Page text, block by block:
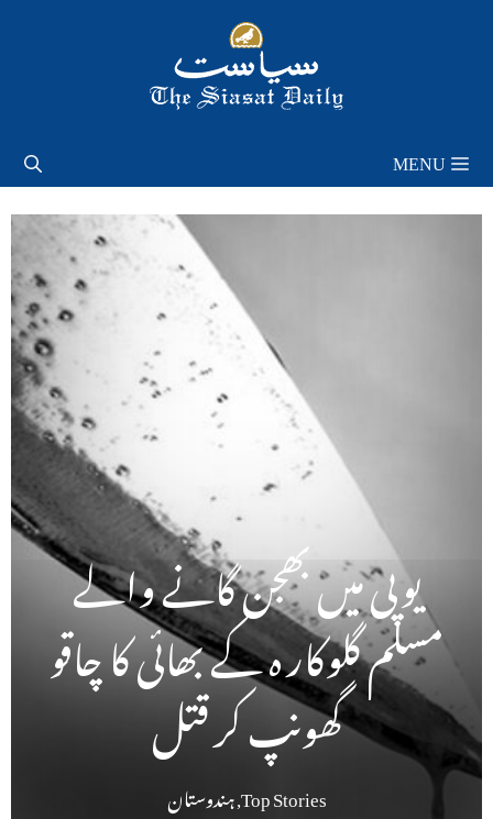
MENU
یوپی میں بھجن گانے والے
مسلم گلوکار ہ کے بھائی کا چاقو
گھونپ کر قتل
Top Stories
,ہندوستان